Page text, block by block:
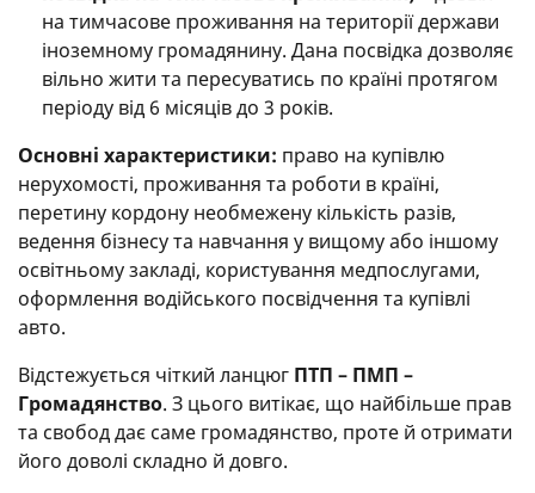
на тимчасове проживання на території держави
іноземному громадянину. Дана посвідка дозволяє
вільно жити та пересуватись по країні протягом
періоду від 6 місяців до 3 років.
Основні характеристики: право на купівлю
нерухомості, проживання та роботи в країні,
перетину кордону необмежену кількість разів,
ведення бізнесу та навчання у вищому або іншому
освітньому закладі, користування медпослугами,
оформлення водійського посвідчення та купівлі
авто.
Відстежується чіткий ланцюг ПТП – ПМП –
Громадянство. З цього витікає, що найбільше прав
та свобод дає саме громадянство, проте й отримати
його доволі складно й довго.